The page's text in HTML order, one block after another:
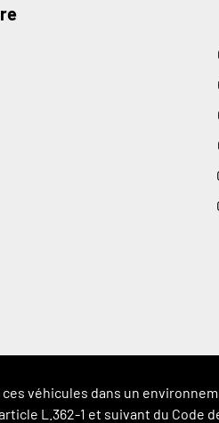
véhicules dans un
L.362-1 et suivant du Code